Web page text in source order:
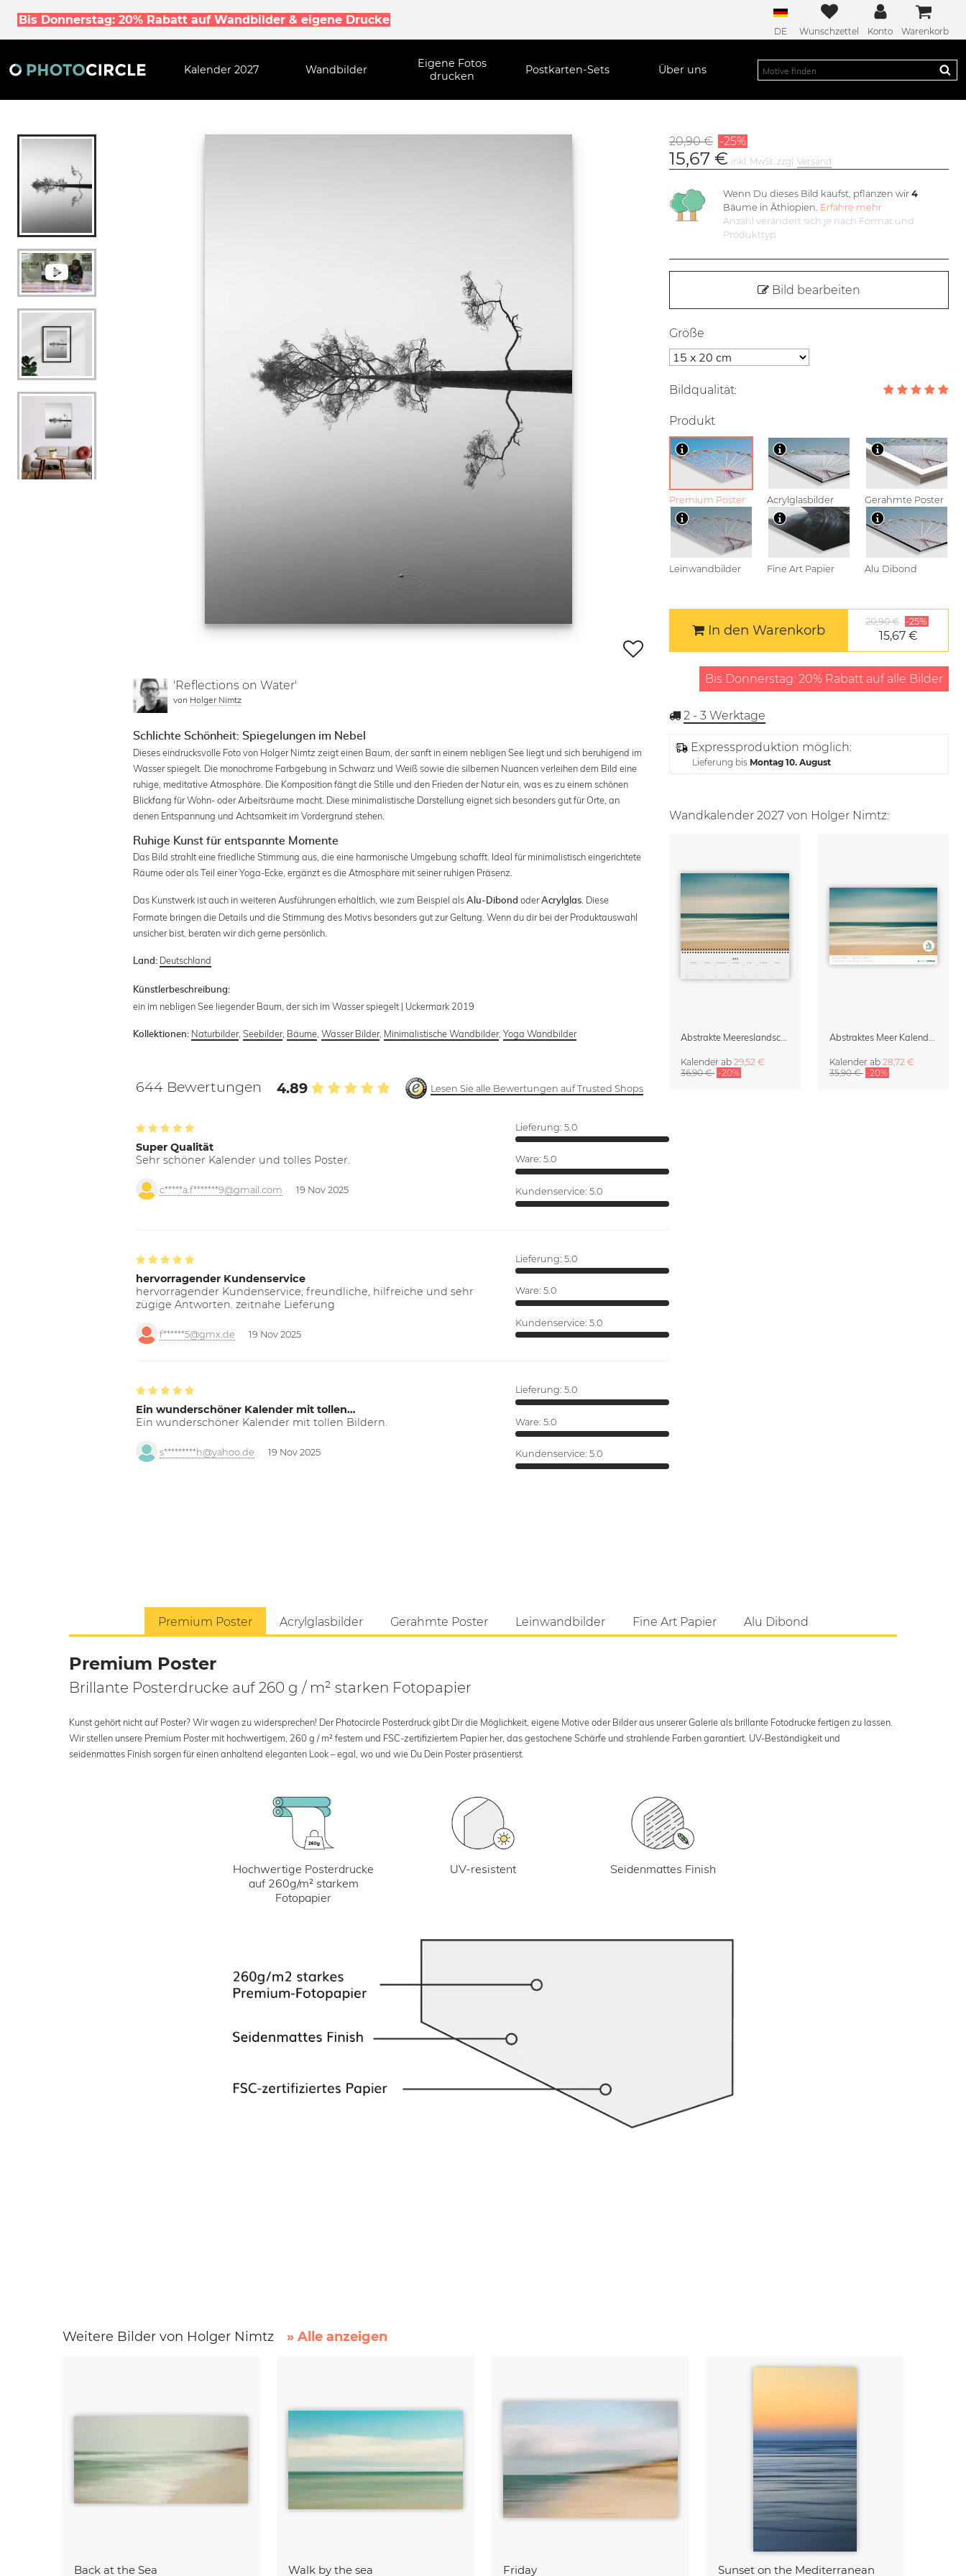
Bis Donnerstag: 20% Rabatt auf Wandbilder & eigene Drucke
DE Wunschzettel Konto Warenkorb
Kalender 2027 Wandbilder
Eigene Fotos
drucken
Postkarten-Sets Über uns
'Reflections on Water'
von Holger Nimtz
Schlichte Schönheit: Spiegelungen im Nebel
Dieses eindrucksvolle Foto von Holger Nimtz zeigt einen Baum, der sanft in einem nebligen See liegt und sich beruhigend im
Wasser spiegelt. Die monochrome Farbgebung in Schwarz und Weiß sowie die silbernen Nuancen verleihen dem Bild eine
ruhige, meditative Atmosphäre. Die Komposition fängt die Stille und den Frieden der Natur ein, was es zu einem schönen
Blickfang für Wohn- oder Arbeitsräume macht. Diese minimalistische Darstellung eignet sich besonders gut für Orte, an
denen Entspannung und Achtsamkeit im Vordergrund stehen.
Ruhige Kunst für entspannte Momente
Das Bild strahlt eine friedliche Stimmung aus, die eine harmonische Umgebung schafft. Ideal für minimalistisch eingerichtete
Räume oder als Teil einer Yoga-Ecke, ergänzt es die Atmosphäre mit seiner ruhigen Präsenz.
Das Kunstwerk ist auch in weiteren Ausführungen erhältlich, wie zum Beispiel alsAlu-Dibond oderAcrylglas . Diese
Formate bringen die Details und die Stimmung des Motivs besonders gut zur Geltung. Wenn du dir bei der Produktauswahl
unsicher bist, beraten wir dich gerne persönlich.
Land: Deutschland
Künstlerbeschreibung:
ein im nebligen See liegender Baum, der sich im Wasser spiegelt | Uckermark 2019
Kollektionen: Naturbilder,Seebilder, Bäume ,Wasser Bilder, Minimalistische Wandbilder,Yoga Wandbilder
644 Bewertungen 4.89 Lesen Sie alle Bewertungen auf Trusted Shops
Super Qualität
Sehr schöner Kalender und tolles Poster.
c*****a.f*******9@gmail.com 19 Nov 2025
Lieferung: 5.0
Ware: 5.0
Kundenservice: 5.0
hervorragender Kundenservice
hervorragender Kundenservice; freundliche, hilfreiche und sehr
zügige Antworten. zeitnahe Lieferung
f******5@gmx.de 19 Nov 2025
Lieferung: 5.0
Ware: 5.0
Kundenservice: 5.0
Ein wunderschöner Kalender mit tollen…
Ein wunderschöner Kalender mit tollen Bildern.
s*********h@yahoo.de 19 Nov 2025
Lieferung: 5.0
Ware: 5.0
Kundenservice: 5.0
20,90 € -25%
15,67 € inkl. MwSt. zzgl.Versand
Wenn Du dieses Bild kaufst, pflanzen wir 4
Bäume in Äthiopien. Erfahre mehr
Anzahl verändert sich je nach Format und
Produkttyp
Bild bearbeiten
Größe
Bildqualität:
Produkt
Premium Poster Acrylglasbilder Gerahmte Poster
Leinwandbilder Fine Art Papier Alu Dibond
In den Warenkorb
20,90 € -25%
15,67 €
Bis Donnerstag: 20% Rabatt auf alle Bilder
2 - 3 Werktage
Expressproduktion möglich:
Lieferung bis Montag 10. August
Wandkalender 2027 von Holger Nimtz:
Abstrakte Meereslandschaften Klappkalender & Organizer 2027
Kalender ab29,52 €
36,90 € -20%
Abstraktes Meer Kalender 2027
Kalenderab 28,72 €
35,90 € -20%
Premium Poster Acrylglasbilder Gerahmte Poster Leinwandbilder Fine Art Papier Alu Dibond
Premium Poster
Brillante Posterdrucke auf 260 g / m² starken Fotopapier
Kunst gehört nicht auf Poster? Wir wagen zu widersprechen! Der Photocircle Posterdruck gibt Dir die Möglichkeit, eigene Motive oder Bilder aus unserer Galerie als brillante Fotodrucke fertigen zu lassen.
Wir stellen unsere Premium Poster mit hochwertigem, 260 g / m² festem und FSC-zertifiziertem Papier her, das gestochene Schärfe und strahlende Farben garantiert. UV-Beständigkeit und
seidenmattes Finish sorgen für einen anhaltend eleganten Look – egal, wo und wie Du Dein Poster präsentierst.
Hochwertige Posterdrucke
auf 260g/m² starkem
Fotopapier
UV-resistent Seidenmattes Finish
Weitere Bilder von Holger Nimtz » Alle anzeigen
Back at the Sea Walk by the sea Friday Sunset on the Mediterranean